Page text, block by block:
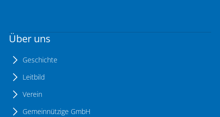
Über uns
Geschichte
Leitbild
Verein
Gemeinnützige GmbH